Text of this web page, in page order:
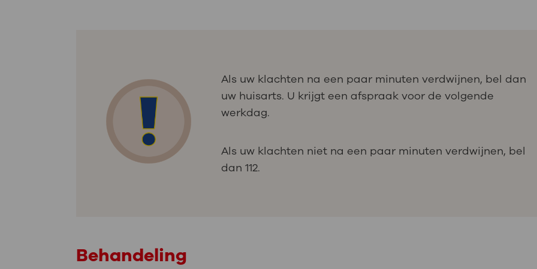
Als uw klachten na een paar minuten verdwijnen, bel dan
uw huisarts. U krijgt een afspraak voor de volgende
werkdag.
Als uw klachten niet na een paar minuten verdwijnen, bel
dan 112.
Behandeling